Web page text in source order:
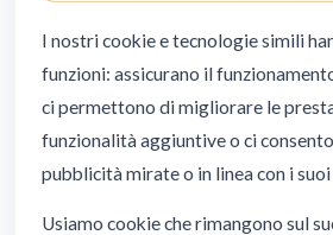
I nostri cookie e tecnologie simili
funzioni: assicurano il
ci permettono di migliorare le
funzionalità aggiuntive o ci
pubblicità mirate o in linea con i
Usiamo cookie che rimangono sul